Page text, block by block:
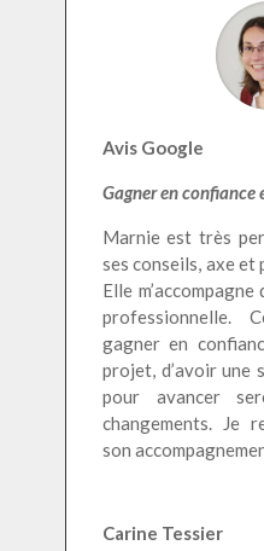
Avis Google
Gagneren confiance
Marnie est très
ses conseils, axe
Elle
professionnelle.
gagner en
projet, d’avoir une
pour avancer
changements. Je
son
Carine Tessier